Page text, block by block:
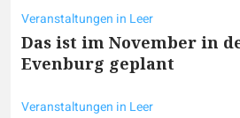
Veranstaltungen in Leer
Das ist im November in
Evenburg geplant
Veranstaltungen in Leer